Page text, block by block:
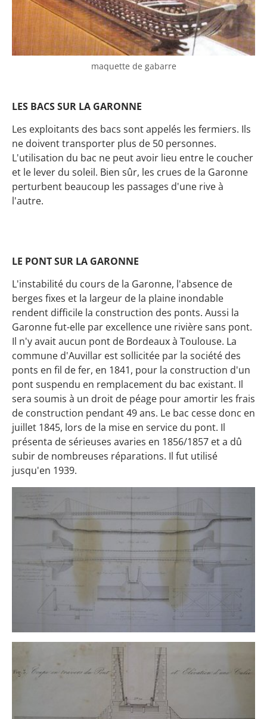
maquette de gabarre
LES BACS SUR LA GARONNE
Les exploitants des bacs sont appelés les fermiers. Ils
ne doivent transporter plus de 50 personnes.
L'utilisation du bac ne peut avoir lieu entre le coucher
et le lever du soleil. Bien sûr, les crues de la Garonne
perturbent beaucoup les passages d'une rive à
l'autre.
LE PONT SUR LA GARONNE
L'instabilité du cours de la Garonne, l'absence de
berges fixes et la largeur de la plaine inondable
rendent difficile la construction des ponts. Aussi la
Garonne fut-elle par excellence une rivière sans pont.
Il n'y avait aucun pont de Bordeaux à Toulouse. La
commune d'Auvillar est sollicitée par la société des
ponts en fil de fer, en 1841, pour la construction d'un
pont suspendu en remplacement du bac existant. Il
sera soumis à un droit de péage pour amortir les frais
de construction pendant 49 ans. Le bac cesse donc en
juillet 1845, lors de la mise en service du pont. Il
présenta de sérieuses avaries en 1856/1857 et a dû
subir de nombreuses réparations. Il fut utilisé
jusqu'en 1939.